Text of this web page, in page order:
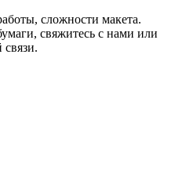
сложности макета.
свяжитесь с нами или
связи.